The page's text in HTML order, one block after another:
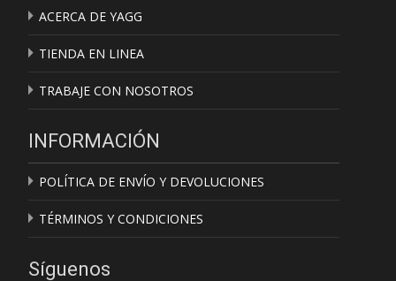
ACERCA DE YAGG
TIENDA EN LINEA
TRABAJE CON NOSOTROS
INFORMACIÓN
POLÍTICA DE ENVÍO Y DEVOLUCIONES
TÉRMINOS Y CONDICIONES
Síguenos